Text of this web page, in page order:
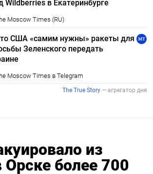
из
более 700